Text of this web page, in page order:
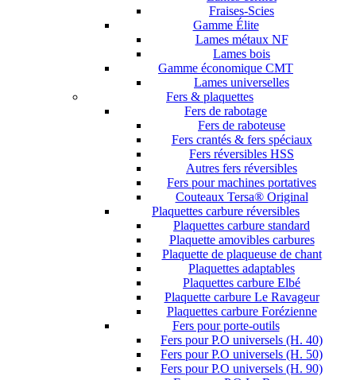
Fraises-Scies
Gamme Élite
Lames métaux NF
Lames bois
Gamme économique CMT
Lames universelles
Fers & plaquettes
Fers de rabotage
Fers de raboteuse
Fers crantés & fers spéciaux
Fers réversibles HSS
Autres fers réversibles
Fers pour machines portatives
Couteaux Tersa® Original
Plaquettes carbure réversibles
Plaquettes carbure standard
Plaquette amovibles carbures
Plaquette de plaqueuse de chant
Plaquettes adaptables
Plaquettes carbure Elbé
Plaquette carbure Le Ravageur
Plaquettes carbure Forézienne
Fers pour porte-outils
Fers pour P.O universels (H. 40)
Fers pour P.O universels (H. 50)
Fers pour P.O universels (H. 90)